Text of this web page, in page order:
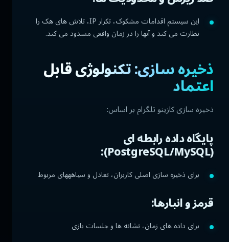
این سیستم اقدامات مشکوک، تکرار IP، تلاش های هک را
نظارت می کند و آنها را در زمان واقعی مسدود می کند.
ذخیره سازی: تکنولوژی قابل
اعتماد
ذخیره سازی کازینو تلگرام بر اساس:
پایگاه داده رابطه ای
(PostgreSQL/MySQL):
برای ذخیره سازی اصلی کاربران، تعادل و سیاهههای مربوط
قرمز و انبارها:
برای داده های زمان، نشانه ها و جلسات بازی